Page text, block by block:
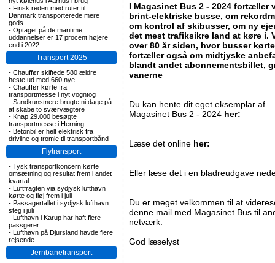
- Finsk rederi med ruter til
Danmark transporterede mere
gods
- Optaget på de maritime
uddannelser er 17 procent højere
end i 2022
Transport 2025
- Chauffør skiftede 580 ældre
heste ud med 660 nye
- Chauffør kørte fra
transportmesse i nyt vogntog
- Sandkunstnere brugte ni dage på
at skabe to sværvægtere
- Knap 29.000 besøgte
transportmesse i Herning
- Betonbil er helt elektrisk fra
drivline og tromle til transportbånd
Flytransport
- Tysk transportkoncern kørte
omsætning og resultat frem i andet
kvartal
- Luftfragten via sydjysk lufthavn
kørte og fløj frem i juli
- Passagertallet i sydjysk lufthavn
steg i juli
- Lufthavn i Karup har haft flere
passgerer
- Lufthavn på Djursland havde flere
rejsende
Jernbanetransport
I Magasinet Bus 2 - 2024 fortæller
brint-elektriske busse, om
om kontrol af skibusser, om ny
det mest trafiksikre land at køre i.
over 80 år siden, hvor busser
fortæller også om midtjyske
blandt andet abonnementsbillet,
vanerne
Du kan hente dit eget eksemplar af
Magasinet Bus 2 - 2024 her:
Læse det online her:
Eller læse det i en bladreudgave
Du er meget velkommen til at
denne mail med Magasinet Bus til
netværk.
God læselyst